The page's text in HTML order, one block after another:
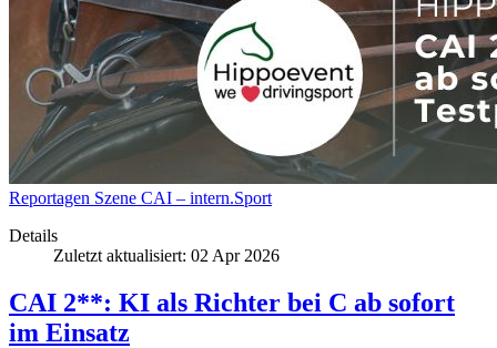
Reportagen Szene CAI – intern.Sport
Details
Zuletzt aktualisiert: 02 Apr 2026
CAI 2**: KI als Richter bei C ab sofort
im Einsatz